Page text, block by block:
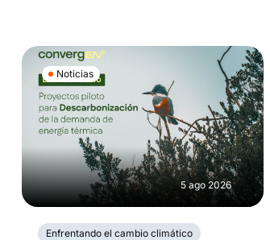
Noticias
5 ago 2026
Enfrentando el cambio climático